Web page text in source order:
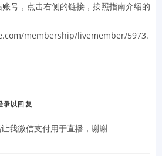
号，点击右侧的链接，按照指南介绍的
membership/livemember/5973.
录以回复
我微信支付用于直播，谢谢